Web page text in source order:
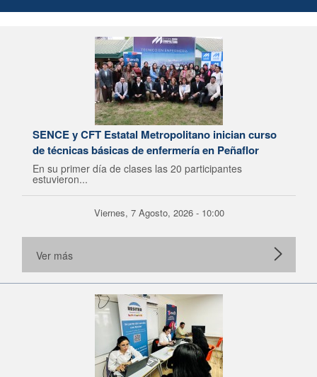
SENCE y CFT Estatal Metropolitano inician curso
de técnicas básicas de enfermería en Peñaflor
En su primer día de clases las 20 participantes
estuvieron...
Viernes, 7 Agosto, 2026 - 10:00
Ver más